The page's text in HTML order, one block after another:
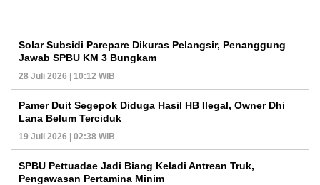
Solar Subsidi Parepare Dikuras Pelangsir, Penanggung
Jawab SPBU KM 3 Bungkam
28 Juli 2026 | 10:12 WIB
Pamer Duit Segepok Diduga Hasil HB Ilegal, Owner Dhi
Lana Belum Terciduk
19 Juli 2026 | 02:38 WIB
SPBU Pettuadae Jadi Biang Keladi Antrean Truk,
Pengawasan Pertamina Minim